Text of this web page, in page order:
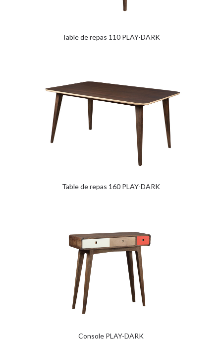
Table de repas 110 PLAY-DARK
Table de repas 160 PLAY-DARK
Console PLAY-DARK